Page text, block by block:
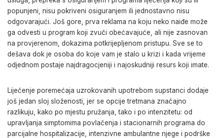
popunjeni, nisu pokriveni osiguranjem ili jednostavno nisu
odgovarajući. Još gore, prva reklama na koju neko naiđe može
ga odvesti u program koji zvuči obećavajuće, ali nije zasnovan
na provjerenom, dokazima potkrijepljenom pristupu. Sve se to
dešava dok je osoba do koje vam je stalo u krizi i kada vrijeme
odjednom postaje najdragocjeniji i najoskudniji resurs koji imate.
Liječenje poremećaja uzrokovanih upotrebom supstanci dodaje
još jedan sloj složenosti, jer se opcije tretmana značajno
razlikuju, kako po mjestu pružanja, tako i po intenzitetu: od
upravljanja simptomima povlačenja i stacionarnih programa do
parcijalne hospitalizacije, intenzivne ambulantne njege i podrške